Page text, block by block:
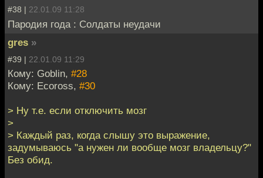
#38 | 22.01.09 11:28
Пародия года : Солдаты неудачи
gres »
#39 | 22.01.09 11:29
Кому: Goblin, #28
Кому: Ecoross, #30
> Ну т.е. если отключить мозг
>
> Каждый раз, когда слышу это выражение,
задумываюсь "а нужен ли вообще мозг владельцу?"
Без обид.